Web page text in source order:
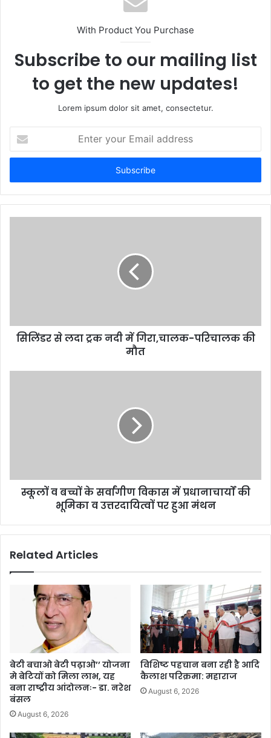
With Product You Purchase
Subscribe to our mailing list
to get the new updates!
Lorem ipsum dolor sit amet, consectetur.
your
Email
सिलिंडर से लदा ट्रक नदी में गिरा,चालक-परिचालक की
मौत
स्कूलों व बच्चों के सर्वांगीण विकास में प्रधानाचार्यों की
भूमिका व उत्तरदायित्वों पर हुआ मंथन
Related Articles
बेटी बचाओ बेटी पढ़ाओ’’ योजना
मे बेटियों को मिला लाभ, यह
बना राष्ट्रीय आंदोलनः- डा. नरेश
बंसल
August 6, 2026
विशिष्ट पहचान बना रही है आदि
कैलाश परिक्रमा: महाराज
August 6, 2026